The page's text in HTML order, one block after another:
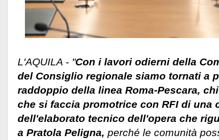
L'AQUILA - "Con i lavori odierni della
del Consiglio regionale siamo tornati a
raddoppio della linea Roma-Pescara,
che si faccia promotrice con RFI di una
dell'elaborato tecnico dell'opera che
a Pratola Peligna, perché le comunità